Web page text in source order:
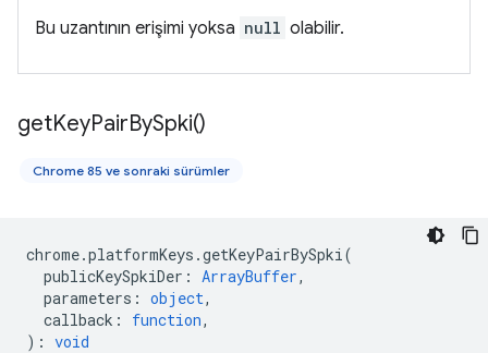
Bu uzantının erişimi yoksa null olabilir.
getKeyPairBySpki()
Chrome 85 ve sonraki sürümler
chrome.platformKeys .getKeyPairBySpki(
publicKeySpkiDer : ArrayBuffer,
parameters : object,
callback : function,
) : void